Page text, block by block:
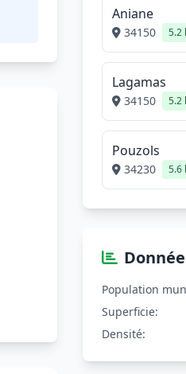
Aniane
34150 5.2
Lagamas
34150 5.2
Pouzols
34230 5.6
Population
Superficie:
Densité: